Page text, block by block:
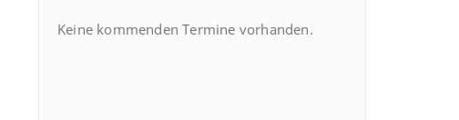
Keine kommenden Termine vorhanden.